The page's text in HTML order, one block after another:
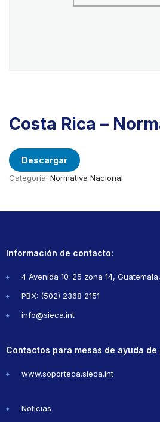
Costa Rica –
Descargar
Categoría: Normativa Nacional
Información de contacto:
4 Avenida 10-25 zona 14,
PBX: (502) 2368 2151
info@sieca.int
Contactos para mesas de ayuda
www.soporteca.sieca.int
Noticias